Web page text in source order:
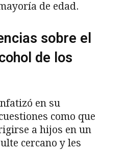
de edad.
sobre el
de los
en su
como que
a hijos en un
cercano y les